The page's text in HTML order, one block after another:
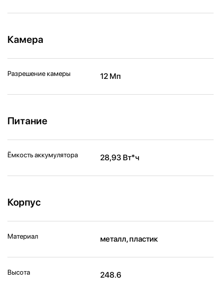
Камера
Разрешение камеры 12 Мп
Питание
Ёмкость аккумулятора 28,93 Вт*ч
Корпус
Материал металл, пластик
Высота 248.6